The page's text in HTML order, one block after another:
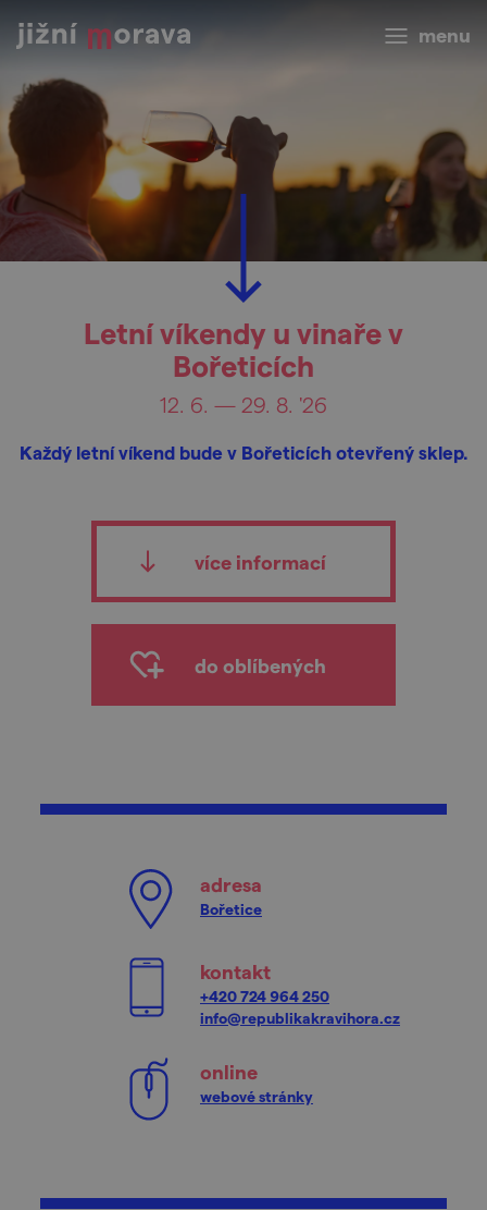
menu
Letní víkendy u vinaře v
Bořeticích
12. 6. — 29. 8. '26
Každý letní víkend bude v Bořeticích otevřený sklep.
více informací
do oblíbených
adresa
Bořetice
kontakt
+420 724 964 250
info@republikakravihora.cz
online
webové stránky